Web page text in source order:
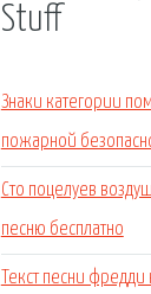
Stuff
Знаки категории
пожарной
Сто поцелуев
песню бесплатно
Текст песни